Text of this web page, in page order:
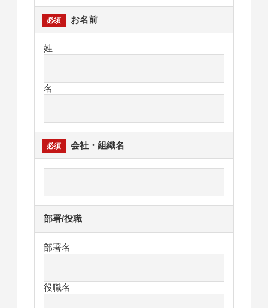
お名前
姓
名
会社・組織名
部署/役職
部署名
役職名